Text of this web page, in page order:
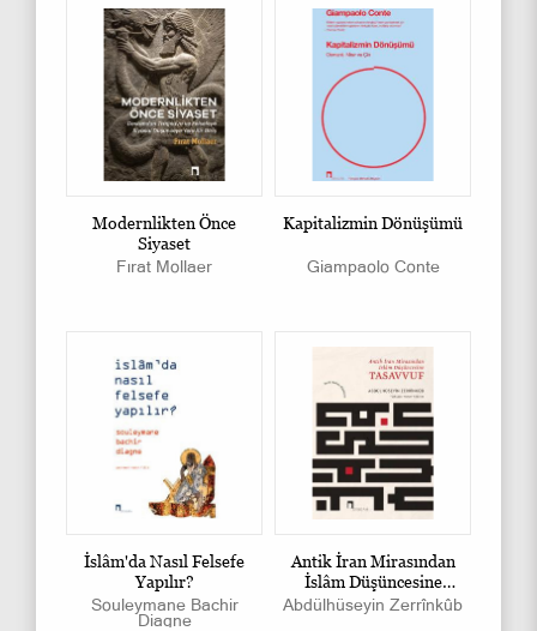
Modernlikten Önce
Siyaset
Fırat Mollaer
Kapitalizmin Dönüşümü
Giampaolo Conte
İslâm'da Nasıl Felsefe
Yapılır?
Souleymane Bachir
Diagne
Antik İran Mirasından
İslâm Düşüncesine
Tasavvuf
Abdülhüseyin Zerrînkûb